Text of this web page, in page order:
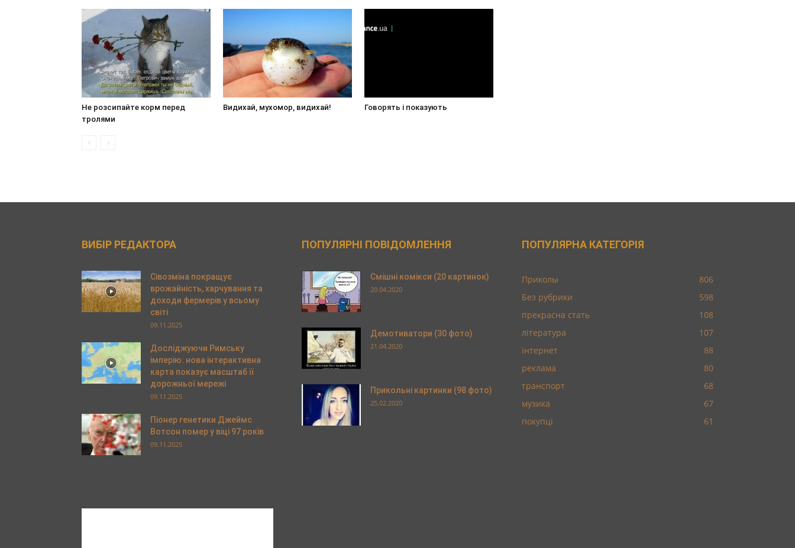
Не розсипайте корм перед
тролями
Видихай, мухомор, видихай! Говорять і показують
ВИБІР РЕДАКТОРА
Сівозміна покращує
врожайність, харчування та
доходи фермерів у всьому
світі
09.11.2025
Досліджуючи Римську
імперію: нова інтерактивна
карта показує масштаб її
дорожньої мережі
09.11.2025
Піонер генетики Джеймс
Вотсон помер у віці 97 років
09.11.2025
ПОПУЛЯРНІ ПОВІДОМЛЕННЯ
Смішні комікси (20 картинок)
20.04.2020
Демотиватори (30 фото)
21.04.2020
Прикольні картинки (98 фото)
25.02.2020
ПОПУЛЯРНА КАТЕГОРІЯ
Приколы
806
Без рубрики
598
прекрасна стать
108
література
107
інтернет
88
реклама
80
транспорт
68
музика
67
покупці
61